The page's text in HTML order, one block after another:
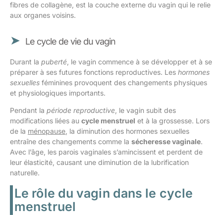
fibres de collagène, est la couche externe du vagin qui le relie
aux organes voisins.
Le cycle de vie du vagin
Durant la puberté , le vagin commence à se développer et à se
préparer à ses futures fonctions reproductives. Les hormones
sexuelles féminines provoquent des changements physiques
et physiologiques importants.
Pendant la période reproductive, le vagin subit des
modifications liées au cycle menstruel et à la grossesse. Lors
de la ménopause, la diminution des hormones sexuelles
entraîne des changements comme la sécheresse vaginale.
Avec l’âge, les parois vaginales s’amincissent et perdent de
leur élasticité, causant une diminution de la lubrification
naturelle.
Le rôle du vagin dans le cycle
menstruel